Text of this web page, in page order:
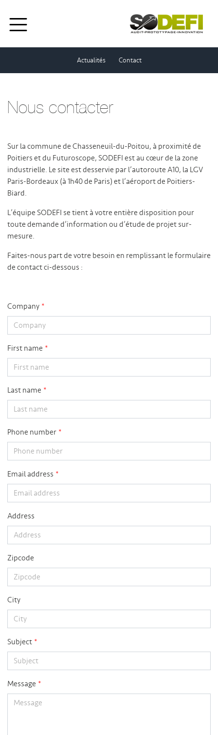
Actualités Contact
Nous contacter
Sur la commune de Chasseneuil-du-Poitou, à proximité de
Poitiers et du Futuroscope, SODEFI est au cœur de la zone
industrielle. Le site est desservie par l’autoroute A10, la LGV
Paris-Bordeaux (à 1h40 de Paris) et l’aéroport de Poitiers-
Biard.
L’équipe SODEFI se tient à votre entière disposition pour
toute demande d’information ou d’étude de projet sur-
mesure.
Faites-nous part de votre besoin en remplissant le formulaire
de contact ci-dessous :
Company
First name
Last name
Phone number
Email address
Address
Zipcode
City
Subject
Message